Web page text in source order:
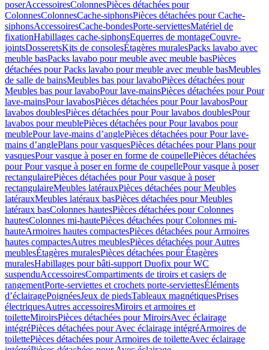
poserAccessoiresColonnesPièces détachées pour
ColonnesColonnesCache-siphonsPièces détachées pour Cache-
siphonsAccessoiresCache-bondesPorte-serviettesMatériel de
fixationHabillages cache-siphonsEquerres de montageCouvre-
jointsDosseretsKits de consolesÉtagères muralesPacks lavabo avec
meuble basPacks lavabo pour meuble avec meuble basPièces
détachées pour Packs lavabo pour meuble avec meuble basMeubles
de salle de bainsMeubles bas pour lavaboPièces détachées pour
Meubles bas pour lavaboPour lave-mainsPièces détachées pour Pour
lave-mainsPour lavabosPièces détachées pour Pour lavabosPour
lavabos doublesPièces détachées pour Pour lavabos doublesPour
lavabos pour meublePièces détachées pour Pour lavabos pour
meublePour lave-mains d’anglePièces détachées pour Pour lave-
mains d’anglePlans pour vasquesPièces détachées pour Plans pour
vasquesPour vasque à poser en forme de coupellePièces détachées
pour Pour vasque à poser en forme de coupellePour vasque à poser
rectangulairePièces détachées pour Pour vasque à poser
rectangulaireMeubles latérauxPièces détachées pour Meubles
latérauxMeubles latéraux basPièces détachées pour Meubles
latéraux basColonnes hautesPièces détachées pour Colonnes
hautesColonnes mi-hautePièces détachées pour Colonnes mi-
hauteArmoires hautes compactesPièces détachées pour Armoires
hautes compactesAutres meublesPièces détachées pour Autres
meublesÉtagères muralesPièces détachées pour Étagères
muralesHabillages pour bâti-support Duofix pour WC
suspenduAccessoiresCompartiments de tiroirs et casiers de
rangementPorte-serviettes et crochets porte-serviettesÉléments
d’éclairagePoignéesJeux de piedsTableaux magnétiquesPrises
électriquesAutres accessoiresMiroirs et armoires et
toiletteMiroirsPièces détachées pour MiroirsAvec éclairage
intégréPièces détachées pour Avec éclairage intégréArmoires de
toilettePièces détachées pour Armoires de toiletteAvec éclairage